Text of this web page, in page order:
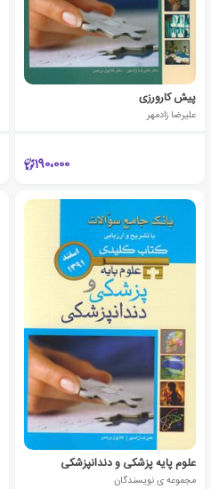
پیش کارورزی
علیرضا زادمهر
190،000
علوم پایه پزشکی و دندانپزشکی
مجموعه ی نویسندگان